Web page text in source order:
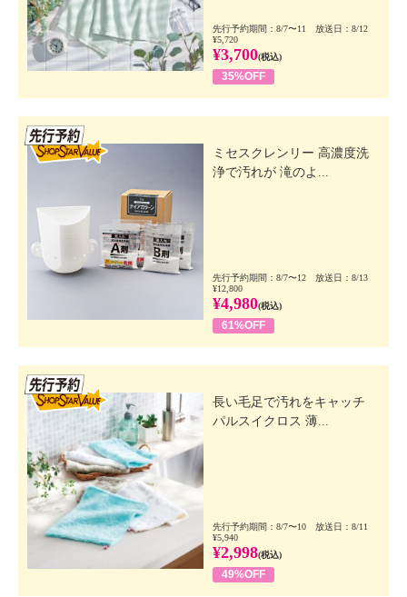
先行予約期間：8/7〜11 放送日：8/12
¥5,720
¥3,700(税込)
35%OFF
ミセスクレンリー 高濃度洗
浄で汚れが 滝のよ...
先行予約期間：8/7〜12 放送日：8/13
¥12,800
¥4,980(税込)
61%OFF
長い毛足で汚れをキャッチ
パルスイクロス 薄...
先行予約期間：8/7〜10 放送日：8/11
¥5,940
¥2,998(税込)
49%OFF